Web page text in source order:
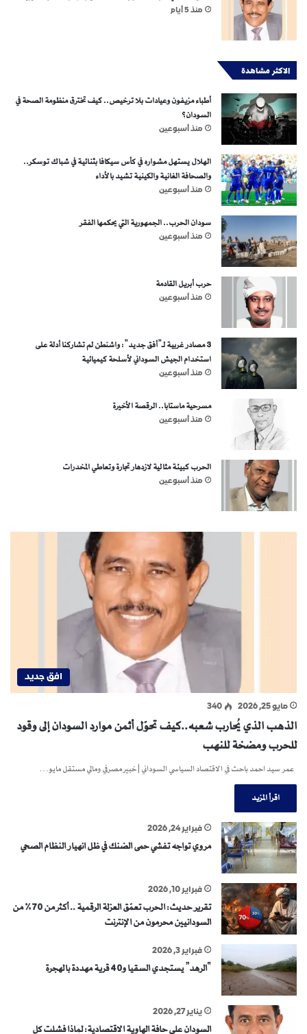
منذ 5 أيام
الاكثر مشاهدة
أطباء مزيفون وعيادات بلا ترخيص.. كيف تخترق منظومة الصحة في
السودان؟
منذ أسبوعين
الهلال يستهل مشواره في كأس سيكافا بثنائية في شباك توسكر..
والصحافة الغانية والكينية تشيد بالأداء
منذ أسبوعين
سودان الحرب.. الجمهورية التي يحكمها الفقر
منذ أسبوعين
حرب أبريل القادمة
منذ أسبوعين
3 مصادر غربية لـ”أفق جديد”: واشنطن لم تشاركنا أدلة على
استخدام الجيش السوداني لأسلحة كيميائية
منذ أسبوعين
مسرحية ماستابا.. الرقصة الأخيرة
منذ أسبوعين
الحرب كبيئة مثالية لازدهار تجارة وتعاطي المخدرات
منذ أسبوعين
افق جديد
مايو 25, 2026 340
الذهب الذي يُحارب شعبه..كيف تحوّل أثمن موارد السودان إلى وقود
للحرب ومضخة للنهب
عمر سيد احمد باحث في الاقتصاد السياسي السوداني | خبير مصرفي ومالي مستقل مايو…
اقرأ المزيد
فبراير 24, 2026
مروي تواجه تفشي حمى الضنك في ظل انهيار النظام الصحي
فبراير 10, 2026
تقرير حديث: الحرب تعمّق العزلة الرقمية .. أكثر من 70% من
السودانيين محرمون من الإنترنت
فبراير 3, 2026
“الرهد” يستجدي السقيا و40 قرية مهددة بالهجرة
يناير 27, 2026
السودان على حافة الهاوية الاقتصادية: لماذا فشلت كل